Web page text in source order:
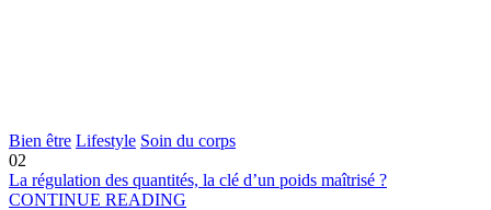
Bien être Lifestyle Soin du corps
02
La régulation des quantités, la clé d’un poids maîtrisé ?
CONTINUE READING